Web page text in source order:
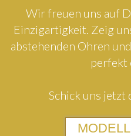
Wir freuen uns auf
Einzigartigkeit. Zeig
abstehenden Ohren
perfekt
Schick uns jetzt